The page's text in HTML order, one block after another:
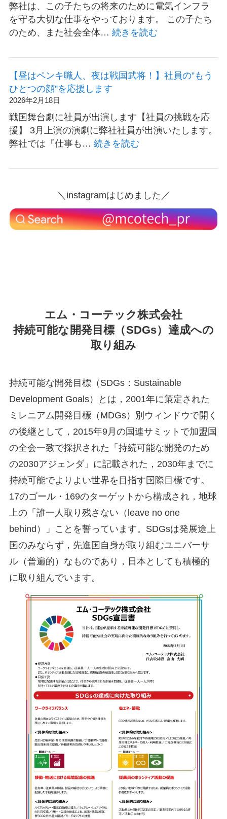
彰
さ
た
当
社
の
通
安
発
CM
で
所
で
社
守
電
栄
仕
弊社は、この子たちの将来のために電気インフラ
を守る大切な仕事をやっております。 この子たち
のため、また社会全体… 続きを読む:
パ
の
ご
と
を
【昼はペンキ職人、夜は戦国武将！】社員の”もう
ひとつの顔”を応援します
2026年2月18日
戦国舞台劇に社員が出演します【社員の挑戦を応
援】 3月上演の演劇に弊社社員が出演いたします。
弊社では『仕事も… 続きを読む:
は
ン
キ
職
将！】
社
ひ
と
の
顔”を
応
援
ま
す
＼instagramはじめました／
エム・コーテック株式会社
持続可能な開発目標（SDGs）達成への
取り組み
持続可能な開発目標（SDGs：Sustainable
Development Goals）とは，2001年に策定された
ミレニアム開発目標（MDGs）別ウィンドウで開く
の後継として，2015年9月の国連サミットで加盟国
の全会一致で採択された「持続可能な開発のため
の2030アジェンダ」に記載された，2030年までに
持続可能でよりよい世界を目指す国際目標です。
17のゴール・169のターゲットから構成され，地球
上の「誰一人取り残さない（leave no one
behind）」ことを誓っています。SDGsは発展途上
国のみならず，先進国自身が取り組むユニバーサ
ル（普遍的）なものであり，日本としても積極的
に取り組んでいます。